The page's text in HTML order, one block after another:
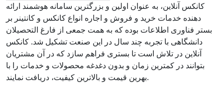
کانکس آنلاین، به عنوان اولین و بزرگترین سامانه هوشمند ارائه
دهنده خدمات خرید و فروش و اجاره انواع کانکس و کانتینر بر
بستر فناوری اطلاعات بوده که به همت جمعی از فارغ التحصیلان
دانشگاهی با تجربه چند سال در این صنعت تشکیل شد. کانکس
آنلاین در تلاش است تا بستری فراهم سازد که در آن مشتریان
بتوانند در کمترین زمان و بدون دغدغه محصولات و خدمات را با
بهرین قیمت و بالاترین کیفیت، دریافت نمایند.